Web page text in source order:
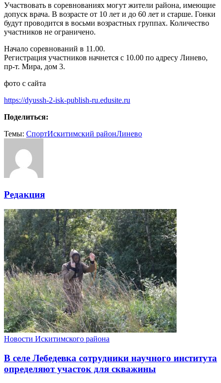
Участвовать в соревнованиях могут жители района, имеющие
допуск врача. В возрасте от 10 лет и до 60 лет и старше. Гонки
будут проводится в восьми возрастных группах. Количество
участников не ограничено.
Начало соревнований в 11.00.
Регистрация участников начнется с 10.00 по адресу Линево,
пр-т. Мира, дом 3.
фото с сайта
https://dyussh-2-isk-publish-ru.edusite.ru
Поделиться:
Темы: CпортИскитимский районЛинево
Редакция
Новости Искитимского района
В селе Лебедевка сотрудники научного института
определяют участок для скважины